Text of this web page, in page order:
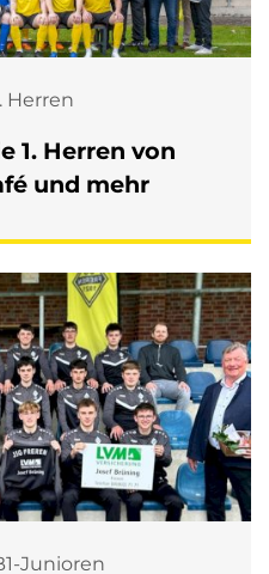
Herren
1. Herren von
und mehr
Junioren